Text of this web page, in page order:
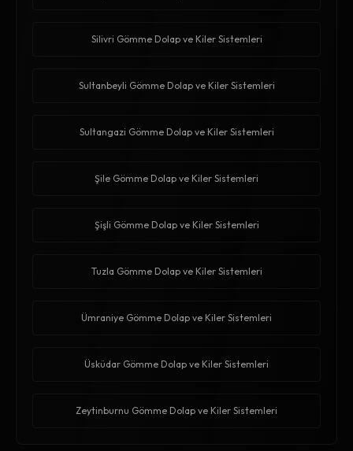
Silivri Gömme Dolap ve Kiler Sistemleri
Sultanbeyli Gömme Dolap ve Kiler Sistemleri
Sultangazi Gömme Dolap ve Kiler Sistemleri
Şile Gömme Dolap ve Kiler Sistemleri
Şişli Gömme Dolap ve Kiler Sistemleri
Tuzla Gömme Dolap ve Kiler Sistemleri
Ümraniye Gömme Dolap ve Kiler Sistemleri
Üsküdar Gömme Dolap ve Kiler Sistemleri
Zeytinburnu Gömme Dolap ve Kiler Sistemleri